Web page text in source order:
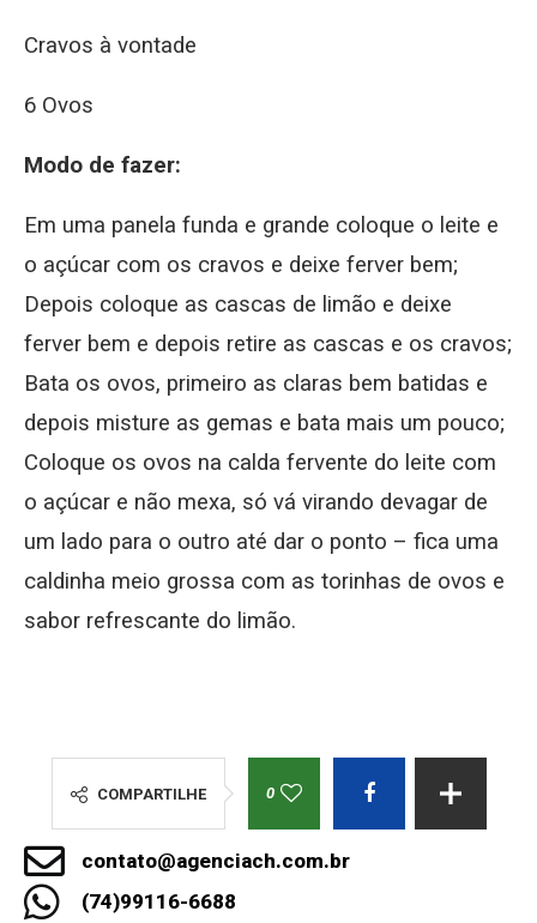
Cravos à vontade
6 Ovos
Modo de fazer:
Em uma panela funda e grande coloque o leite e
o açúcar com os cravos e deixe ferver bem;
Depois coloque as cascas de limão e deixe
ferver bem e depois retire as cascas e os cravos;
Bata os ovos, primeiro as claras bem batidas e
depois misture as gemas e bata mais um pouco;
Coloque os ovos na calda fervente do leite com
o açúcar e não mexa, só vá virando devagar de
um lado para o outro até dar o ponto – fica uma
caldinha meio grossa com as torinhas de ovos e
sabor refrescante do limão.
COMPARTILHE 0
contato@agenciach.com.br
(74)99116-6688